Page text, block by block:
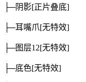
├─阴影[正片叠底]
├─耳嘴爪[无特效]
├─图层12[无特效]
├─底色[无特效]